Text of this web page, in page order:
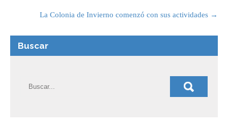
La Colonia de Invierno comenzó con sus actividades →
Buscar